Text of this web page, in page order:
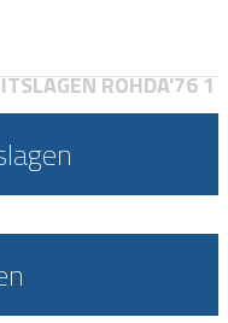
ROHDA'76 1